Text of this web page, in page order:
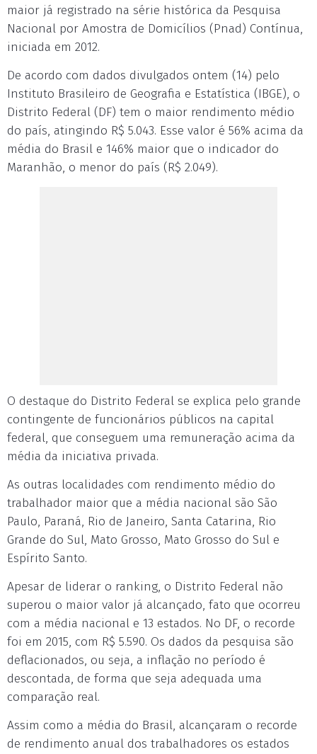
maior já registrado na série histórica da Pesquisa
Nacional por Amostra de Domicílios (Pnad) Contínua,
iniciada em 2012.
De acordo com dados divulgados ontem (14) pelo
Instituto Brasileiro de Geografia e Estatística (IBGE), o
Distrito Federal (DF) tem o maior rendimento médio
do país, atingindo R$ 5.043. Esse valor é 56% acima da
média do Brasil e 146% maior que o indicador do
Maranhão, o menor do país (R$ 2.049).
O destaque do Distrito Federal se explica pelo grande
contingente de funcionários públicos na capital
federal, que conseguem uma remuneração acima da
média da iniciativa privada.
As outras localidades com rendimento médio do
trabalhador maior que a média nacional são São
Paulo, Paraná, Rio de Janeiro, Santa Catarina, Rio
Grande do Sul, Mato Grosso, Mato Grosso do Sul e
Espírito Santo.
Apesar de liderar o ranking, o Distrito Federal não
superou o maior valor já alcançado, fato que ocorreu
com a média nacional e 13 estados. No DF, o recorde
foi em 2015, com R$ 5.590. Os dados da pesquisa são
deflacionados, ou seja, a inflação no período é
descontada, de forma que seja adequada uma
comparação real.
Assim como a média do Brasil, alcançaram o recorde
de rendimento anual dos trabalhadores os estados